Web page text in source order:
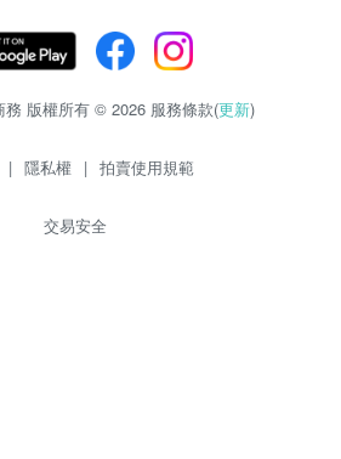
務 版權所有 © 2026 服務條款(更新)
| 隱私權 | 拍賣使用規範
交易安全